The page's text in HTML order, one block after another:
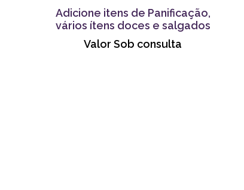
Adicione itens de Panificação,
vários ítens doces e salgados
Valor Sob consulta